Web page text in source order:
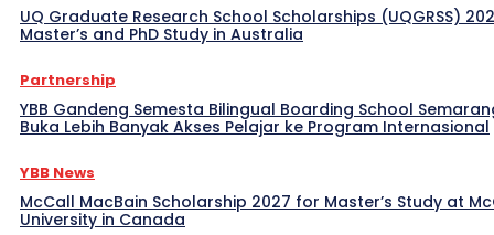
UQ Graduate Research School Scholarships (UQGRSS)
Master’s and PhD Study in Australia
Partnership
YBB Gandeng Semesta Bilingual Boarding School
Buka Lebih Banyak Akses Pelajar ke Program Internasional
YBB News
McCall MacBain Scholarship 2027 for Master’s Study at
University in Canada